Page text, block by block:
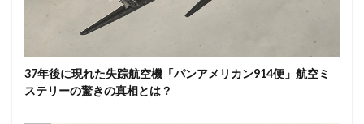
37年後に現れた失踪航空機「パンアメリカン914便」航空ミ
ステリーの驚きの真相とは？